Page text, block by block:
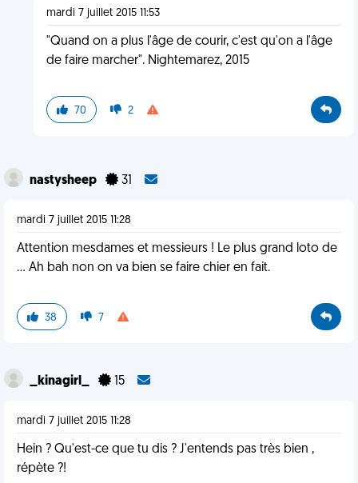
mardi 7 juillet 2015 11:53
"Quand on a plus l'âge de courir, c'est qu'on a l'âge
de faire marcher". Nightemarez, 2015
70 2
nastysheep 31
mardi 7 juillet 2015 11:28
Attention mesdames et messieurs ! Le plus grand loto de
... Ah bah non on va bien se faire chier en fait.
38 7
_kinagirl_ 15
mardi 7 juillet 2015 11:28
Hein ? Qu'est-ce que tu dis ? J'entends pas très bien ,
répète ?!